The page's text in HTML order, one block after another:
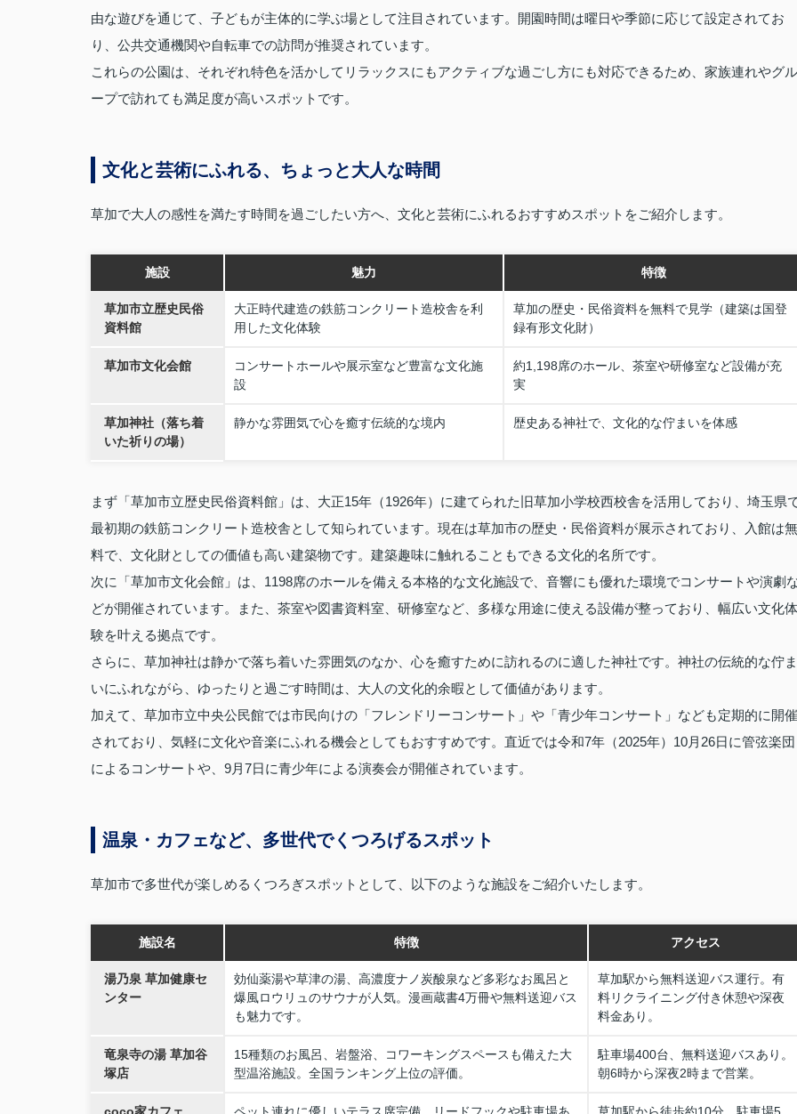
由な遊びを通じて、子どもが主体的に学ぶ場として注目されています。開園時間は曜日や季節に応じて設定されてお
り、公共交通機関や自転車での訪問が推奨されています。
これらの公園は、それぞれ特色を活かしてリラックスにもアクティブな過ごし方にも対応できるため、家族連れやグル
ープで訪れても満足度が高いスポットです。
文化と芸術にふれる、ちょっと大人な時間
草加で大人の感性を満たす時間を過ごしたい方へ、文化と芸術にふれるおすすめスポットをご紹介します。
施設 魅力 特徴
草加市立歴史民俗
資料館
大正時代建造の鉄筋コンクリート造校舎を利
用した文化体験
草加の歴史・民俗資料を無料で見学（建築は国登
録有形文化財）
草加市文化会館
コンサートホールや展示室など豊富な文化施
設
約1,198席のホール、茶室や研修室など設備が充
実
草加神社（落ち着
いた祈りの場）
静かな雰囲気で心を癒す伝統的な境内 歴史ある神社で、文化的な佇まいを体感
まず「草加市立歴史民俗資料館」は、大正15年（1926年）に建てられた旧草加小学校西校舎を活用しており、埼玉県
最初期の鉄筋コンクリート造校舎として知られています。現在は草加市の歴史・民俗資料が展示されており、入館は無
料で、文化財としての価値も高い建築物です。建築趣味に触れることもできる文化的名所です。
次に「草加市文化会館」は、1198席のホールを備える本格的な文化施設で、音響にも優れた環境でコンサートや演劇
どが開催されています。また、茶室や図書資料室、研修室など、多様な用途に使える設備が整っており、幅広い文化体
験を叶える拠点です。
さらに、草加神社は静かで落ち着いた雰囲気のなか、心を癒すために訪れるのに適した神社です。神社の伝統的な佇ま
いにふれながら、ゆったりと過ごす時間は、大人の文化的余暇として価値があります。
加えて、草加市立中央公民館では市民向けの「フレンドリーコンサート」や「青少年コンサート」なども定期的に開催
されており、気軽に文化や音楽にふれる機会としてもおすすめです。直近では令和7年（2025年）10月26日に管弦楽団
によるコンサートや、9月7日に青少年による演奏会が開催されています。
温泉・カフェなど、多世代でくつろげるスポット
草加市で多世代が楽しめるくつろぎスポットとして、以下のような施設をご紹介いたします。
施設名 特徴 アクセス
湯乃泉 草加健康セ
ンター
効仙薬湯や草津の湯、高濃度ナノ炭酸泉など多彩なお風呂と
爆風ロウリュのサウナが人気。漫画蔵書4万冊や無料送迎バス
も魅力です。
草加駅から無料送迎バス運行。有
料リクライニング付き休憩や深夜
料金あり。
竜泉寺の湯 草加谷
塚店
15種類のお風呂、岩盤浴、コワーキングスペースも備えた大
型温浴施設。全国ランキング上位の評価。
駐車場400台、無料送迎バスあり。
朝6時から深夜2時まで営業。